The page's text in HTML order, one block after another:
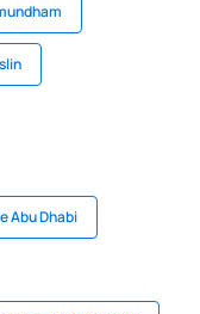
Abu Dhabi